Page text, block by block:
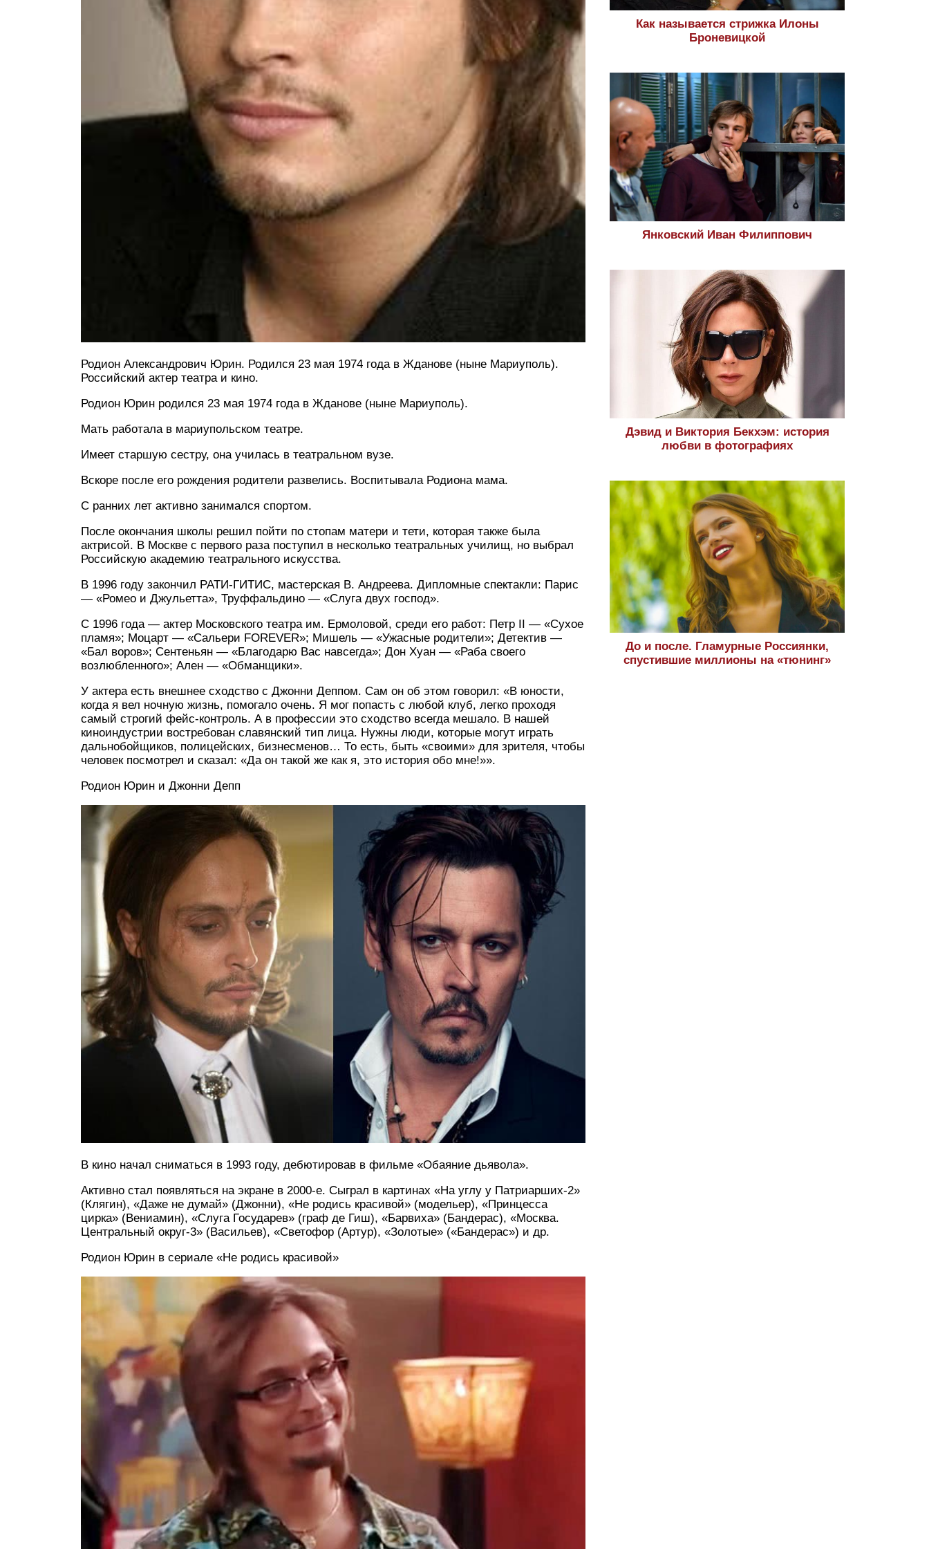
Родион Александрович Юрин. Родился 23 мая 1974 года в Жданове (ныне Мариуполь).
Российский актер театра и кино.
Родион Юрин родился 23 мая 1974 года в Жданове (ныне Мариуполь).
Мать работала в мариупольском театре.
Имеет старшую сестру, она училась в театральном вузе.
Вскоре после его рождения родители развелись. Воспитывала Родиона мама.
С ранних лет активно занимался спортом.
После окончания школы решил пойти по стопам матери и тети, которая также была
актрисой. В Москве с первого раза поступил в несколько театральных училищ, но выбрал
Российскую академию театрального искусства.
В 1996 году закончил РАТИ-ГИТИС, мастерская В. Андреева. Дипломные спектакли: Парис
— «Ромео и Джульетта», Труффальдино — «Слуга двух господ».
С 1996 года — актер Московского театра им. Ермоловой, среди его работ: Петр II — «Сухое
пламя»; Моцарт — «Сальери FOREVER»; Мишель — «Ужасные родители»; Детектив —
«Бал воров»; Сентеньян — «Благодарю Вас навсегда»; Дон Хуан — «Раба своего
возлюбленного»; Ален — «Обманщики».
У актера есть внешнее сходство с Джонни Деппом. Сам он об этом говорил: «В юности,
когда я вел ночную жизнь, помогало очень. Я мог попасть с любой клуб, легко проходя
самый строгий фейс-контроль. А в профессии это сходство всегда мешало. В нашей
киноиндустрии востребован славянский тип лица. Нужны люди, которые могут играть
дальнобойщиков, полицейских, бизнесменов… То есть, быть «своими» для зрителя, чтобы
человек посмотрел и сказал: «Да он такой же как я, это история обо мне!»».
Родион Юрин и Джонни Депп
В кино начал сниматься в 1993 году, дебютировав в фильме «Обаяние дьявола».
Активно стал появляться на экране в 2000-е. Сыграл в картинах «На углу у Патриарших-2»
(Клягин), «Даже не думай» (Джонни), «Не родись красивой» (модельер), «Принцесса
цирка» (Вениамин), «Слуга Государев» (граф де Гиш), «Барвиха» (Бандерас), «Москва.
Центральный округ-3» (Васильев), «Светофор (Артур), «Золотые» («Бандерас») и др.
Родион Юрин в сериале «Не родись красивой»
Как называется стрижка Илоны
Броневицкой
Янковский Иван Филиппович
Дэвид и Виктория Бекхэм: история
любви в фотографиях
До и после. Гламурные Россиянки,
спустившие миллионы на «тюнинг»